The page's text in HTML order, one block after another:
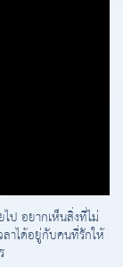
ป อยากเห็นสิ่งที่ไม่
ลาได้อยู่กับคนที่รักให้